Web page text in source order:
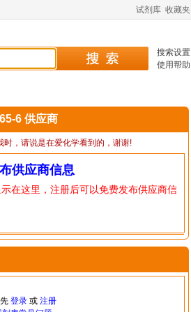
试剂库 收藏夹
搜索设置
使用帮助
6 供应商
时，请说是在爱化学看到的，谢谢!
供应商信息
在这里，注册后可以免费发布供应商信
登录或 注册